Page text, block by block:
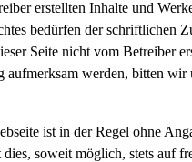
erstellten Inhalte und
bedürfen der schriftlichen
Seite nicht vom Betreiber
aufmerksam werden, bitten
ist in der Regel ohne
soweit möglich, stets auf